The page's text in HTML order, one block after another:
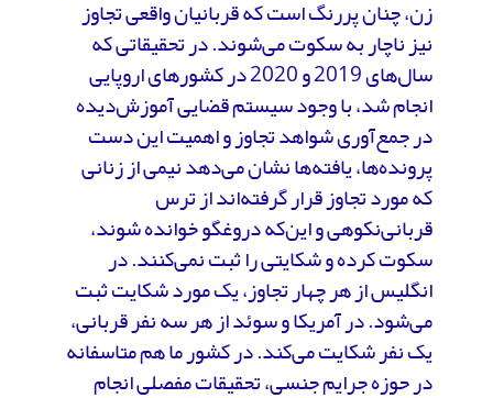
زن، چنان پررنگ است که قربانیان واقعی تجاوز
نیز ناچار به سکوت می‌شوند. در تحقیقاتی که
سال‌های 2019 و 2020 در کشورهای اروپایی
انجام شد، با وجود سیستم قضایی آموزش‌دیده
در جمع‌آوری شواهد تجاوز و اهمیت این دست
پرونده‌ها، یافته‌ها نشان می‌دهد نیمی از زنانی
که مورد تجاوز قرار گرفته‌اند از ترس
قربانی‌نکوهی و این‌که دروغگو خوانده شوند،
سکوت کرده و شکایتی را ثبت نمی‌کنند. در
انگلیس از هر چهار تجاوز، یک مورد شکایت ثبت
می‌شود. در آمریکا و سوئد از هر سه نفر قربانی،
یک نفر شکایت می‌کند. در کشور ما هم متاسفانه
در حوزه جرایم جنسی، تحقیقات مفصلی انجام